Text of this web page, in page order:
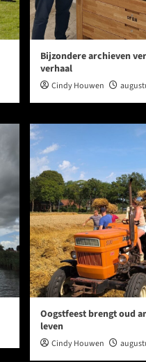
Bijzondere archieven
verhaal
Cindy Houwen
Oogstfeest brengt oud
leven
Cindy Houwen